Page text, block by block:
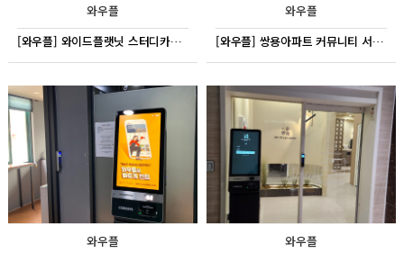
와우플
[와우플] 와이드플랫닛 스터디카페 안산 초지점
와우플
[와우플] 쌍용아파트 커뮤니티 서울 가락동
와우플
와우플